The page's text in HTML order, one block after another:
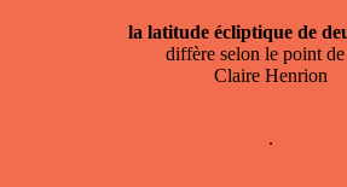
la latitude écliptique de
diffère selon le point
Claire Henrion
.